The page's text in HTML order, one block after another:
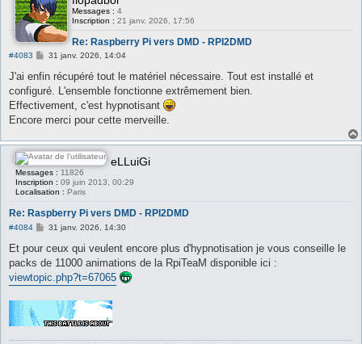
Messages : 4
Inscription : 21 janv. 2026, 17:56
Re: Raspberry Pi vers DMD - RPI2DMD
#4083
M
s
a
g
31 janv. 2026, 14:04
J'ai enfin récupéré tout le matériel nécessaire. Tout est installé et
configuré. L'ensemble fonctionne extrêmement bien.
Effectivement, c'est hypnotisant
Encore merci pour cette merveille.
eLLuiGi
Messages : 11826
Inscription : 09 juin 2013, 00:29
Localisation : Paris
Re: Raspberry Pi vers DMD - RPI2DMD
#4084
M
s
a
g
e
31 janv. 2026, 14:30
Et pour ceux qui veulent encore plus d'hypnotisation je vous conseille le
packs de 11000 animations de la RpiTeaM disponible ici :
viewtopic.php?t=67065